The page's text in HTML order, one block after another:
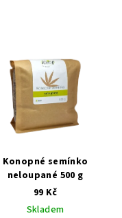
Konopné semínko
neloupané 500 g
99 Kč
Skladem